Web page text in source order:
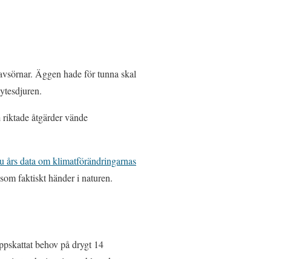
Äggen hade för tunna skal
riktade åtgärder vände
års data om klimatförändringarnas
faktiskt händer i naturen.
behov på drygt 14